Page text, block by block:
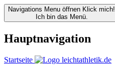
Navigations Menu öffnen Klick mich!
Ich bin das Menü.
Hauptnavigation
Startseite